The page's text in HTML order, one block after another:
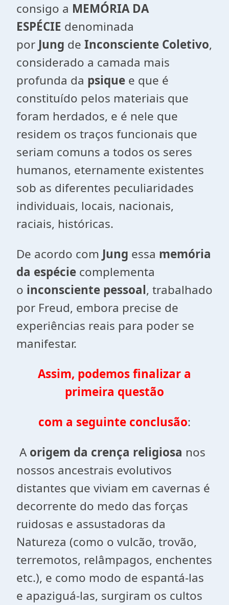
consigo a MEMÓRIA DA
ESPÉCIE denominada
por Jung de Inconsciente Coletivo,
considerado a camada mais
profunda da psique e que é
constituído pelos materiais que
foram herdados, e é nele que
residem os traços funcionais que
seriam comuns a todos os seres
humanos, eternamente existentes
sob as diferentes peculiaridades
individuais, locais, nacionais,
raciais, históricas.
De acordo com Jung essa memória
da espécie complementa
o inconsciente pessoal, trabalhado
por Freud, embora precise de
experiências reais para poder se
manifestar.
Assim, podemos finalizar a
primeira questão
com a seguinte conclusão:
A origem da crença religiosa nos
nossos ancestrais evolutivos
distantes que viviam em cavernas é
decorrente do medo das forças
ruidosas e assustadoras da
Natureza (como o vulcão, trovão,
terremotos, relâmpagos, enchentes
etc.), e como modo de espantá-las
e apaziguá-las, surgiram os cultos